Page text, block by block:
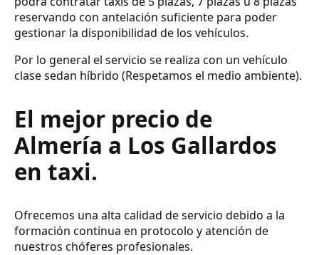
reservando con antelación suficiente para poder
gestionar la disponibilidad de los vehículos.
Por lo general el servicio se realiza con un vehículo
clase sedan híbrido (Respetamos el medio ambiente).
El mejor precio de
Almería a Los Gallardos
en taxi.
Ofrecemos una alta calidad de servicio debido a la
formación continua en protocolo y atención de
nuestros chóferes profesionales.